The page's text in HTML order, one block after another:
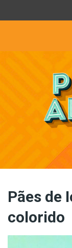
Saltar para o
Pães de
colorido